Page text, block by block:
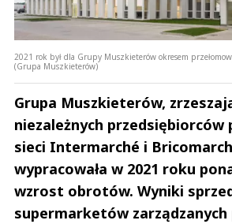
2021 rok był dla Grupy Muszkieterów okresem
(Grupa Muszkieterów)
Grupa Muszkieterów,
niezależnych przedsiębiorców
sieci Intermarché i
wypracowała w 2021 roku
wzrost obrotów. Wyniki
supermarketów zarządzanych